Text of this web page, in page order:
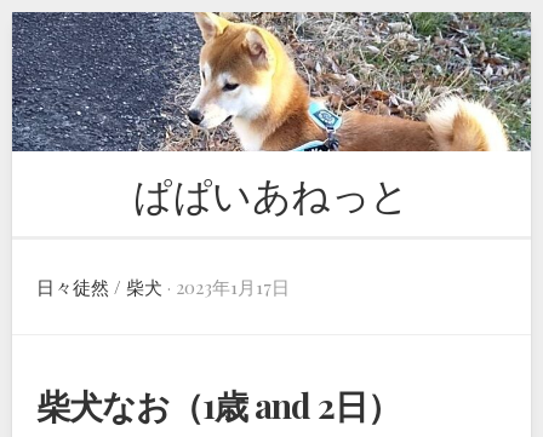
Skip
to
content
ぱぱいあねっと
日々徒然 / 柴犬 · 2023年1月17日
柴犬なお（1歳 and 2日）